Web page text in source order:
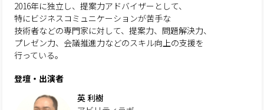
2016年に独立し、提案力アドバイザーとして、
特にビジネスコミュニケーションが苦手な
技術者などの専門家に対して、提案力、問題解決力、
プレゼン力、会議推進力などのスキル向上の支援を
行っている。
登壇・出演者
英 利樹